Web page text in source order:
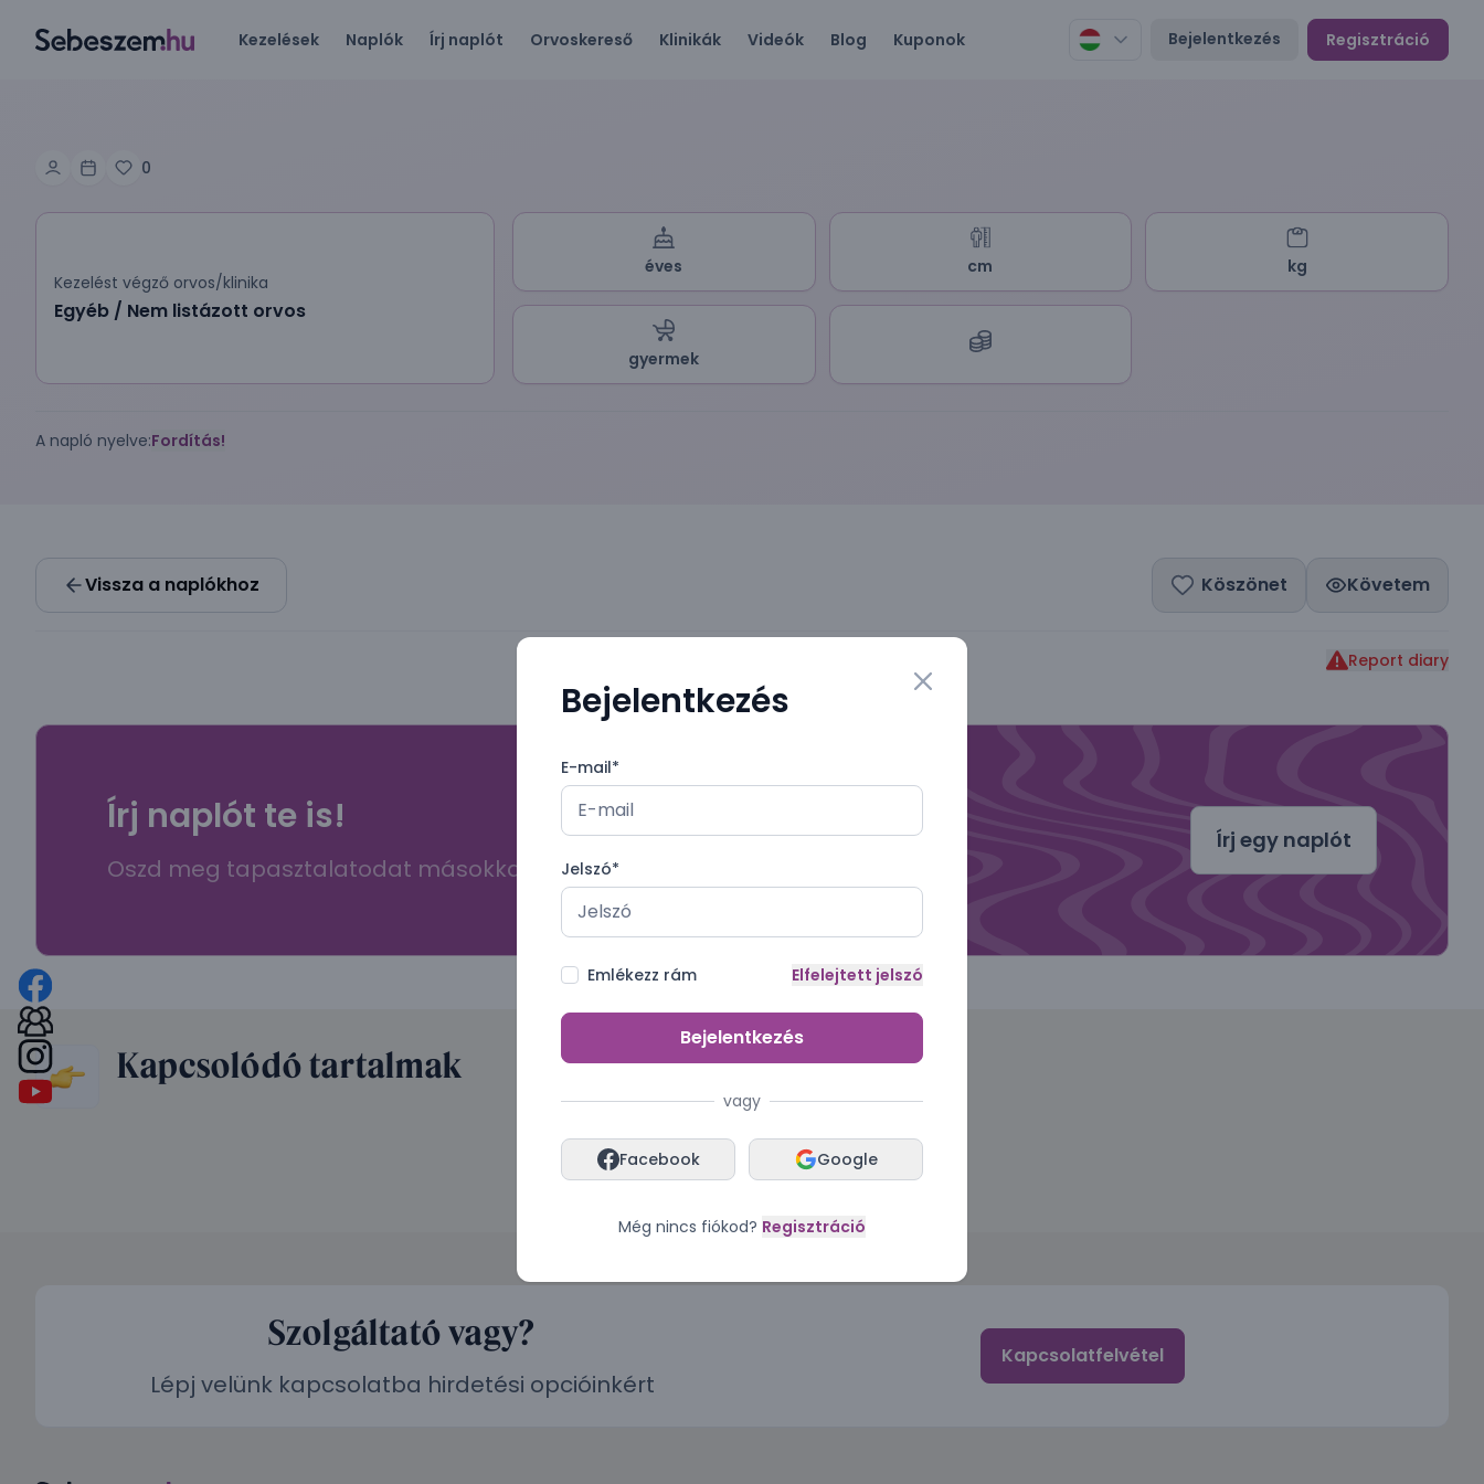
Bejelentkezés Regisztráció
Kezelések Naplók Írj naplót Orvoskereső Klinikák Videók Blog Kuponok
0
Kezelést végző orvos/klinika
Egyéb / Nem listázott orvos
éves cm kg
gyermek
A napló nyelve:Fordítás!
Vissza a naplókhoz Köszönet Követem
Report diary
Írj naplót te is!
Oszd meg tapasztalatodat másokkal
Írj egy naplót
Kapcsolódó tartalmak
Szolgáltató vagy?
Lépj velünk kapcsolatba hirdetési opcióinkért
Kapcsolatfelvétel
Bejelentkezés Close modal
E-mail*
Jelszó*
Emlékezz rám Elfelejtett jelszó
Bejelentkezés
vagy
Facebook Google
Még nincs fiókod? Regisztráció